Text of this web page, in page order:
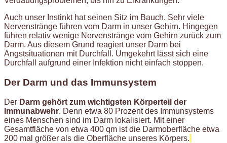
Auch unser Instinkt hat seinen Sitz im Bauch. Sehr viele
Nervenstränge führen vom Darm in unser Gehirn. Hingegen
führen relativ wenige Nervenstränge vom Gehirn zurück zum
Darm. Aus diesem Grund reagiert unser Darm bei
Angstsituationen mit Durchfall. Umgekehrt lässt sich eine
Durchfall aufgrund einer Infektion nicht einfach stoppen.
Der Darm und das Immunsystem
Der Darm gehört zum wichtigsten Körperteil der
Immunabwehr. Denn etwa 80 Prozent des Immunsystems
eines Menschen sind im Darm lokalisiert. Mit einer
Gesamtfläche von etwa 400 qm ist die Darmoberfläche etwa
200 mal größer als die Oberfläche unseres Körpers.